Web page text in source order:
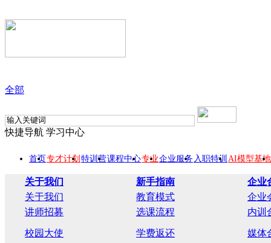
全部
快捷导航 学习中心
首页专才计划 特训营课程中心专业企业服务 入职特训 AI模型基地
关于我们 新手指南
企业
关于我们
教育模式
企业
讲师招募
选课流程 内训
校园大使 学费返还 媒体